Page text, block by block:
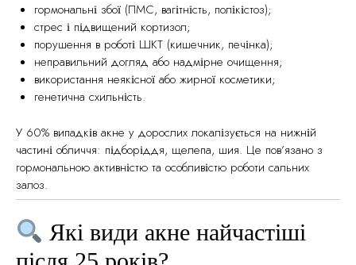
гормональні збої (ПМС, вагітність, полікістоз);
стрес і підвищений кортизол;
порушення в роботі ШКТ (кишечник, печінка);
неправильний догляд або надмірне очищення;
використання неякісної або жирної косметики;
генетична схильність.
У 60% випадків акне у дорослих локалізується на нижній
частині обличчя: підборіддя, щелепа, шия. Це пов’язано з
гормональною активністю та особливістю роботи сальних
залоз.
Які види акне найчастіші